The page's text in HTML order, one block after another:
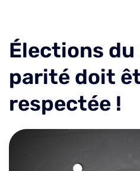
Élections du
parité doit
respectée !